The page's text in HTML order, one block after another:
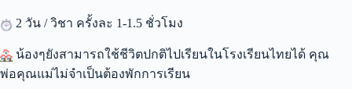
2 วัน / วิชา ครั้งละ 1-1.5 ชั่วโมง
น้องๆยังสามารถใช้ชีวิตปกติไปเรียนในโรงเรียนไทยได้ คุณ
พ่อคุณแม่ไม่จำเป็นต้องพักการเรียน